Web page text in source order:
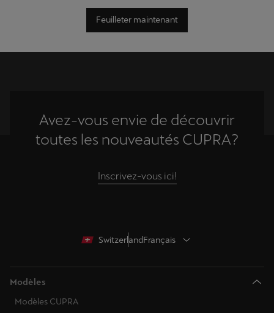
Feuilleter maintenant
Avez-vous envie de découvrir
toutes les nouveautés CUPRA?
Inscrivez-vous ici!
SwitzerlandFrançais
Modèles
Modèles CUPRA